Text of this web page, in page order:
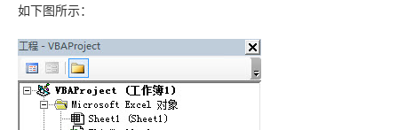
Python
如下图所示：